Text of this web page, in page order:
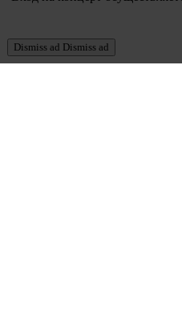
Dismiss ad Dismiss ad